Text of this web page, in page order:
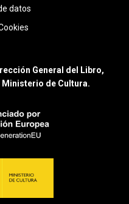
datos
General del Libro,
Ministerio de Cultura.